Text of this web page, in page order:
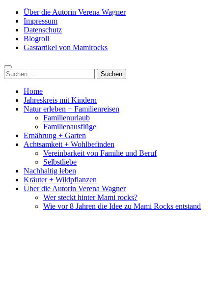
Über die Autorin Verena Wagner
Impressum
Datenschutz
Blogroll
Gastartikel von Mamirocks
Suchen
nach:
Home
Jahreskreis mit Kindern
Natur erleben + Familienreisen
Familienurlaub
Familienausflüge
Ernährung + Garten
Achtsamkeit + Wohlbefinden
Vereinbarkeit von Familie und Beruf
Selbstliebe
Nachhaltig leben
Kräuter + Wildpflanzen
Über die Autorin Verena Wagner
Wer steckt hinter Mami rocks?
Wie vor 8 Jahren die Idee zu Mami Rocks entstand